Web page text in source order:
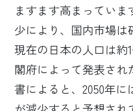
ますます高まってい
少により、国内市場は
現在の日本の人口は約
閣府によって発表され
書によると、2050年に